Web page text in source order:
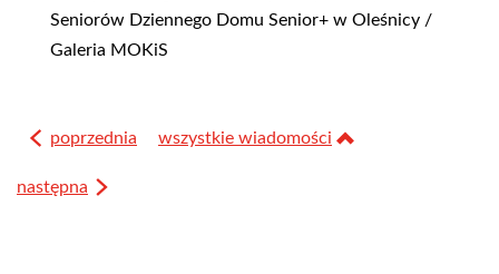
Seniorów Dziennego Domu Senior+ w Oleśnicy /
Galeria MOKiS
poprzednia wszystkie wiadomości
następna